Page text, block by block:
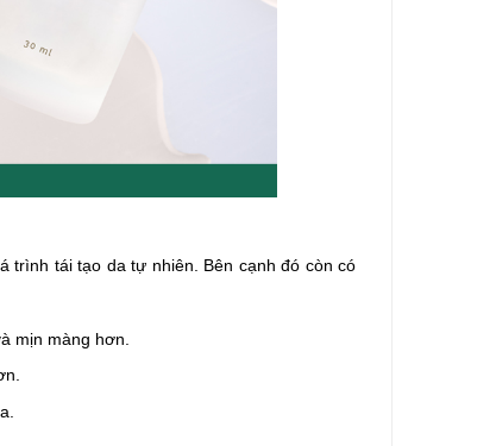
trình tái tạo da tự nhiên. Bên cạnh đó còn có
mịn màng hơn.